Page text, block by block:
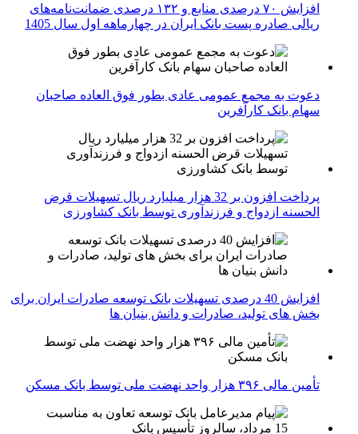
افزایش ۷۰ درصدی منابع و ۱۳۲ درصدی ضمانت‌نامه‌های
ریالی صادره پست بانک ایران در چهارماهه اول سال 1405
دعوت به مجمع عمومی عادی بطور فوق العاده صاحبان
سهام بانک کارآفرین
پرداخت افزون بر 32 هزار میلیارد ریال تسهیلات قرض
الحسنه ازدواج و فرزندآوری توسط بانک کشاورزی
افزایش 40 درصدی تسهیلات بانک توسعه صادرات ایران برای
بخش های تولید، صادرات و دانش بنیان ها
تأمین مالی ۳۹۶ هزار واحد نهضت ملی توسط بانک مسکن